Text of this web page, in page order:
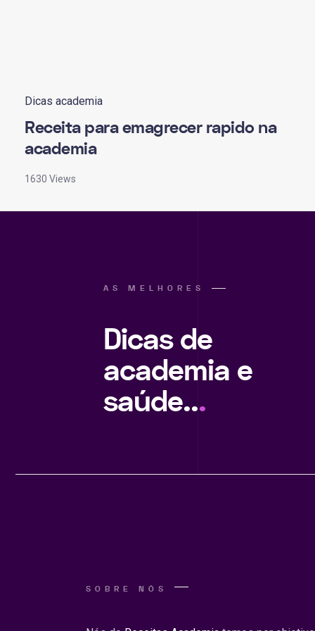
Dicas academia
Receita para emagrecer rapido na
academia
1630 Views
AS MELHORES
Dicas de
academia e
saúde...
SOBRE NÓS